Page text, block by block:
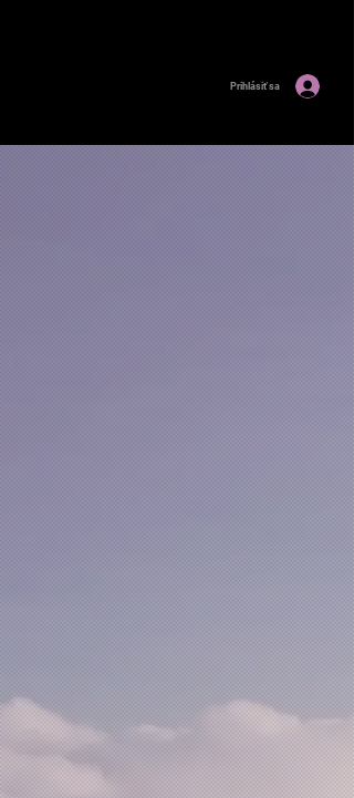
Prihlásiť sa